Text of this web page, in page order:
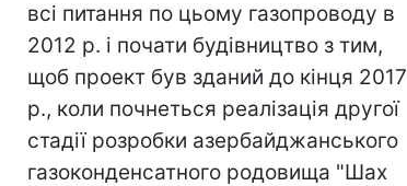
всі питання по цьому газопроводу в
2012 р. і почати будівництво з тим,
щоб проект був зданий до кінця 2017
р., коли почнеться реалізація другої
стадії розробки азербайджанського
газоконденсатного родовища "Шах